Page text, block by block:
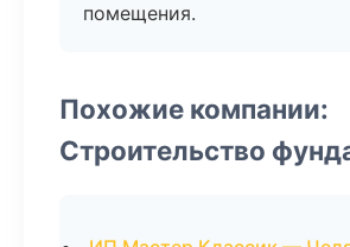
помещения.
Похожие компании:
Строительство